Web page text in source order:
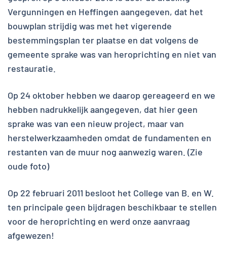
Vergunningen en Heffingen aangegeven, dat het
bouwplan strijdig was met het vigerende
bestemmingsplan ter plaatse en dat volgens de
gemeente sprake was van heroprichting en niet van
restauratie.
Op 24 oktober hebben we daarop gereageerd en we
hebben nadrukkelijk aangegeven, dat hier geen
sprake was van een nieuw project, maar van
herstelwerkzaamheden omdat de fundamenten en
restanten van de muur nog aanwezig waren. (Zie
oude foto)
Op 22 februari 2011 besloot het College van B. en W.
ten principale geen bijdragen beschikbaar te stellen
voor de heroprichting en werd onze aanvraag
afgewezen!